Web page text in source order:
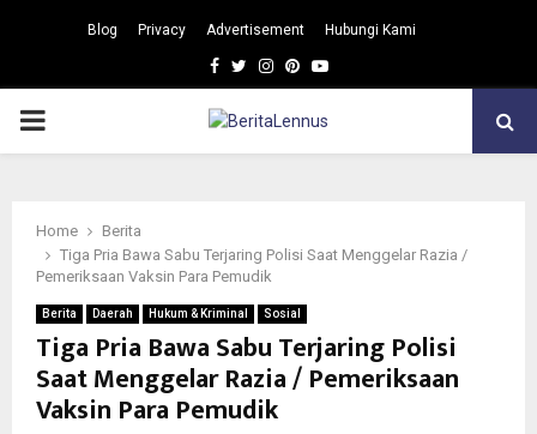
Blog Privacy Advertisement Hubungi Kami
Facebook
TwitterInstagram
Pinterest
Youtube
PRIMARY
Home
Berita
Tiga Pria Bawa Sabu Terjaring Polisi Saat Menggelar Razia /
Pemeriksaan Vaksin Para Pemudik
Berita Daerah Hukum & Kriminal Sosial
Tiga Pria Bawa Sabu Terjaring Polisi
Saat Menggelar Razia / Pemeriksaan
Vaksin Para Pemudik